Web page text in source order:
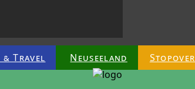
Travel Neuseeland Stopover